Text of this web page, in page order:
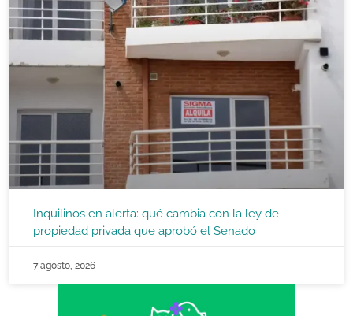
Inquilinos en alerta: qué cambia con la ley de
propiedad privada que aprobó el Senado
7 agosto, 2026